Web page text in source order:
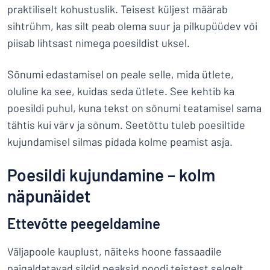
praktiliselt kohustuslik. Teisest küljest määrab
sihtrühm, kas silt peab olema suur ja pilkupüüdev või
piisab lihtsast nimega poesildist uksel.
Sõnumi edastamisel on peale selle, mida ütlete,
oluline ka see, kuidas seda ütlete. See kehtib ka
poesildi puhul, kuna tekst on sõnumi teatamisel sama
tähtis kui värv ja sõnum. Seetõttu tuleb poesiltide
kujundamisel silmas pidada kolme peamist asja.
Poesildi kujundamine – kolm
näpunäidet
Ettevõtte peegeldamine
Väljapoole kauplust, näiteks hoone fassaadile